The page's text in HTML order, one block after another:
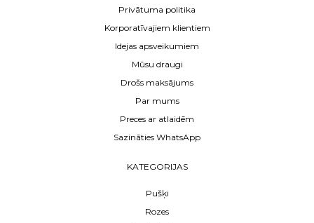
Privātuma politika
Korporatīvajiem klientiem
Idejas apsveikumiem
Mūsu draugi
Drošs maksājums
Par mums
Preces ar atlaidēm
Sazināties WhatsApp
KATEGORIJAS
Pušķi
Rozes